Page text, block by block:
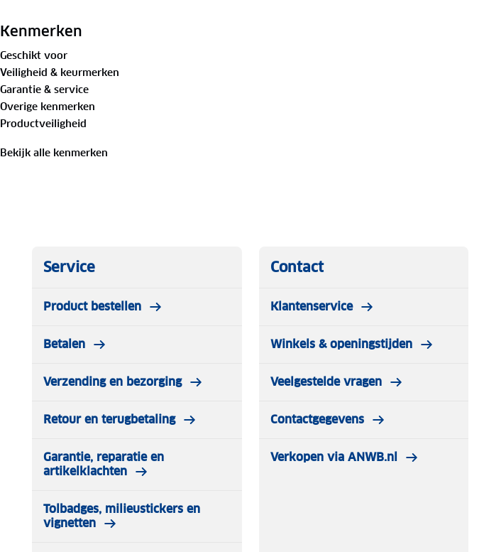
ervaring hebben met sneeuwkettingen.
Over Weissenfels
Weissenfels is dé specialist in sneeuwkettingen. Hun producten zijn eenvoudig te
geschikt voor voertuigen met ABS en ESP, en bovendien betaalbaar. Elke
Kenmerken
Geschikt voor
Veiligheid & keurmerken
Garantie & service
Overige kenmerken
Productveiligheid
Bekijk alle kenmerken
Service
Product bestellen
Betalen
Verzending en bezorging
Retour en terugbetaling
Garantie, reparatie en
artikelklachten
Tolbadges, milieustickers en
vignetten
Contact
Klantenservice
Winkels & openingstijden
Veelgestelde vragen
Contactgegevens
Verkopen via ANWB.nl